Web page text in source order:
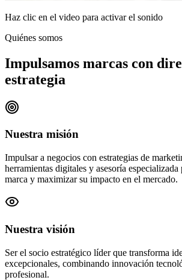
Haz clic en el video para activar el sonido
Quiénes somos
Impulsamos marcas con
estrategia
Nuestra misión
Impulsar a negocios con estrategias de
herramientas digitales y asesoría especializada
marca y maximizar su impacto en el mercado.
Nuestra visión
Ser el socio estratégico líder que transforma
excepcionales, combinando innovación
profesional.